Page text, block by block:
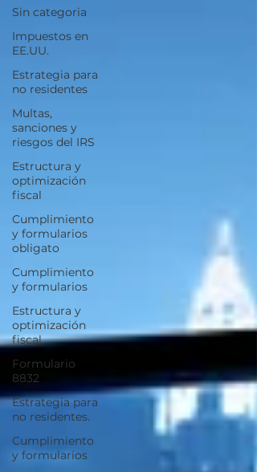
Sin categoria
Impuestos en
EE.UU.
Estrategia para
no residentes
Multas,
sanciones y
riesgos del IRS
Estructura y
optimización
fiscal
Cumplimiento
y formularios
obligato
Cumplimiento
y formularios
Estructura y
optimización
fiscal
Formulario
8832
Estrategia para
no residentes.
Cumplimiento
y formularios